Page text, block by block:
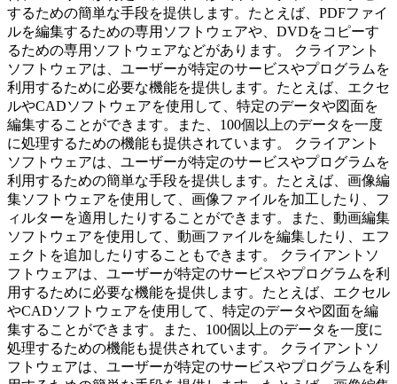
するための簡単な手段を提供します。たとえば、PDFファイ
ルを編集するための専用ソフトウェアや、DVDをコピーす
るための専用ソフトウェアなどがあります。 クライアント
ソフトウェアは、ユーザーが特定のサービスやプログラムを
利用するために必要な機能を提供します。たとえば、エクセ
ルやCADソフトウェアを使用して、特定のデータや図面を
編集することができます。また、100個以上のデータを一度
に処理するための機能も提供されています。 クライアント
ソフトウェアは、ユーザーが特定のサービスやプログラムを
利用するための簡単な手段を提供します。たとえば、画像編
集ソフトウェアを使用して、画像ファイルを加工したり、フ
ィルターを適用したりすることができます。また、動画編集
ソフトウェアを使用して、動画ファイルを編集したり、エフ
ェクトを追加したりすることもできます。 クライアントソ
フトウェアは、ユーザーが特定のサービスやプログラムを利
用するために必要な機能を提供します。たとえば、エクセル
やCADソフトウェアを使用して、特定のデータや図面を編
集することができます。また、100個以上のデータを一度に
処理するための機能も提供されています。 クライアントソ
フトウェアは、ユーザーが特定のサービスやプログラムを利